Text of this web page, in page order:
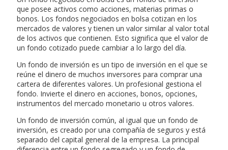
que posee activos como acciones, materias primas o
bonos. Los fondos negociados en bolsa cotizan en los
mercados de valores y tienen un valor similar al valor total
de los activos que contienen. Esto significa que el valor de
un fondo cotizado puede cambiar a lo largo del día.
Un fondo de inversión es un tipo de inversión en el que se
reúne el dinero de muchos inversores para comprar una
cartera de diferentes valores. Un profesional gestiona el
fondo. Invierte el dinero en acciones, bonos, opciones,
instrumentos del mercado monetario u otros valores.
Un fondo de inversión común, al igual que un fondo de
inversión, es creado por una compañía de seguros y está
separado del capital general de la empresa. La principal